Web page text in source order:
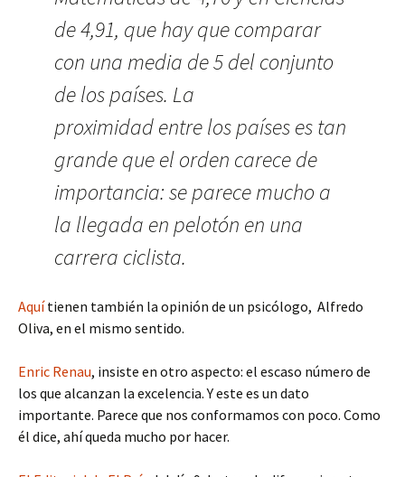
de 4,91, que hay que comparar
con una media de 5 del conjunto
de los países. La
proximidad entre los países es tan
grande que el orden carece de
importancia: se parece mucho a
la llegada en pelotón en una
carrera ciclista.
Aquítienen también la opinión de un psicólogo, Alfredo
Oliva, en el mismo sentido.
Enric Renau, insiste en otro aspecto: el escaso número de
los que alcanzan la excelencia. Y este es un dato
importante. Parece que nos conformamos con poco. Como
él dice, ahí queda mucho por hacer.